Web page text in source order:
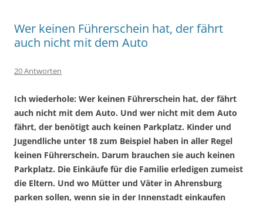
Wer keinen Führerschein hat, der fährt
auch nicht mit dem Auto
20 Antworten
Ich wiederhole: Wer keinen Führerschein hat, der fährt
auch nicht mit dem Auto. Und wer nicht mit dem Auto
fährt, der benötigt auch keinen Parkplatz. Kinder und
Jugendliche unter 18 zum Beispiel haben in aller Regel
keinen Führerschein. Darum brauchen sie auch keinen
Parkplatz. Die Einkäufe für die Familie erledigen zumeist
die Eltern. Und wo Mütter und Väter in Ahrensburg
parken sollen, wenn sie in der Innenstadt einkaufen